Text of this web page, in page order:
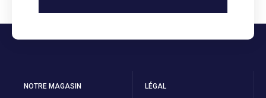
NOTRE MAGASIN LÉGAL